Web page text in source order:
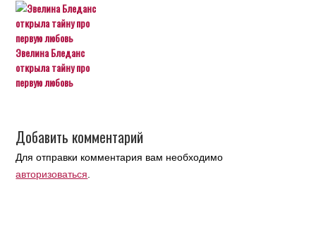
Эвелина Бледанс
открыла тайну про
первую любовь
Добавить комментарий
Для отправки комментария вам необходимо
авторизоваться